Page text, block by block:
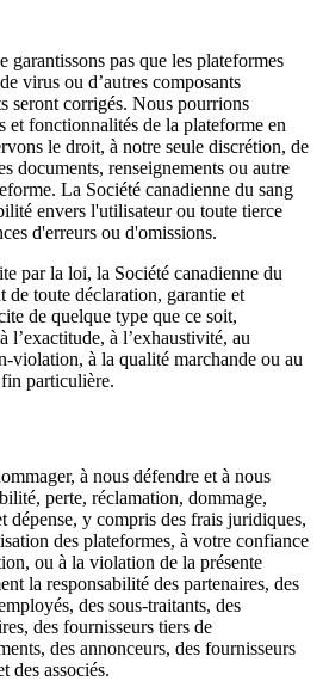
garantissons pas que les plateformes
virus ou d’autres composants
seront corrigés. Nous pourrions
et fonctionnalités de la plateforme en
le droit, à notre seule discrétion, de
documents, renseignements ou autre
La Société canadienne du sang
envers l'utilisateur ou toute tierce
d'erreurs ou d'omissions.
par la loi, la Société canadienne du
de toute déclaration, garantie et
de quelque type que ce soit,
l’exactitude, à l’exhaustivité, au
violation, à la qualité marchande ou au
particulière.
à nous défendre et à nous
perte, réclamation, dommage,
dépense, y compris des frais juridiques,
des plateformes, à votre confiance
ou à la violation de la présente
la responsabilité des partenaires, des
des sous-traitants, des
des fournisseurs tiers de
des annonceurs, des fournisseurs
des associés.